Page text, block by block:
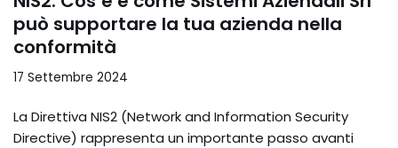
può supportare la tua azienda nella
conformità
17 Settembre 2024
La Direttiva NIS2 (Network and Information Security
Directive) rappresenta un importante passo avanti